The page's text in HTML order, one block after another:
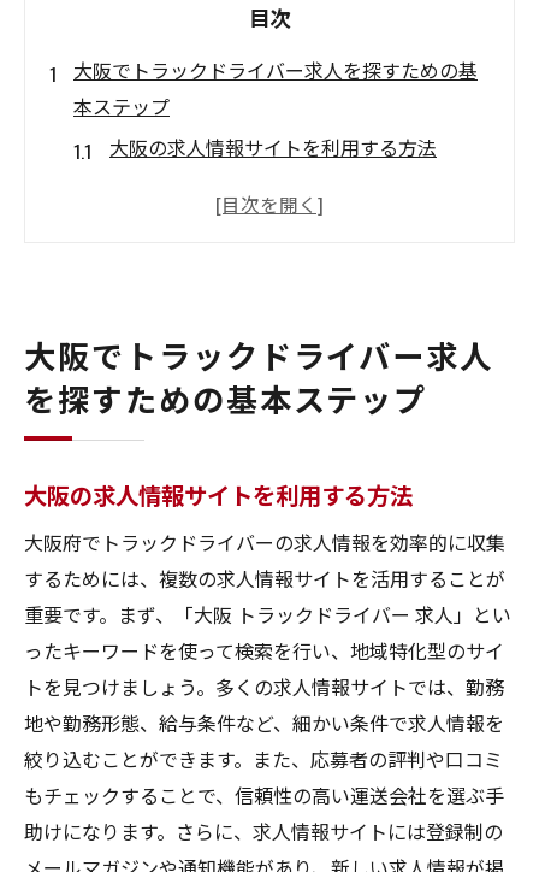
目次
大阪でトラックドライバー求人を探すための基
本ステップ
大阪の求人情報サイトを利用する方法
地元の求人雑誌や新聞をチェックするコツ
トラックドライバー求人に特化したエージ
ェントを使う
知人やネットワークから情報を得る
運送会社の評判をリサーチする
公式サイトや口コミを確認する
運送会社の歴史と実績を調査する
社員の声を参考にする
労働条件と福利厚生を確認する
見学や面接で会社の雰囲気を感じる
応募書類を完璧に準備する秘訣
履歴書の基本的な書き方
職務経歴書の効果的な書き方
大阪でトラックドライバー求人
を探すための基本ステップ
大阪の求人情報サイトを利用する方法
大阪府でトラックドライバーの求人情報を効率的に収集
するためには、複数の求人情報サイトを活用することが
重要です。まず、「大阪 トラックドライバー 求人」とい
ったキーワードを使って検索を行い、地域特化型のサイ
トを見つけましょう。多くの求人情報サイトでは、勤務
地や勤務形態、給与条件など、細かい条件で求人情報を
絞り込むことができます。また、応募者の評判や口コミ
もチェックすることで、信頼性の高い運送会社を選ぶ手
助けになります。さらに、求人情報サイトには登録制の